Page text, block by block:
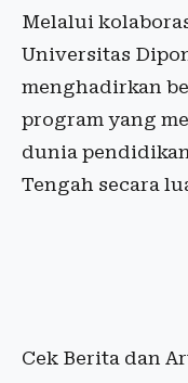
Melalui
Universitas
menghadirkan
program yang
dunia
Tengah secara
Cek Berita dan